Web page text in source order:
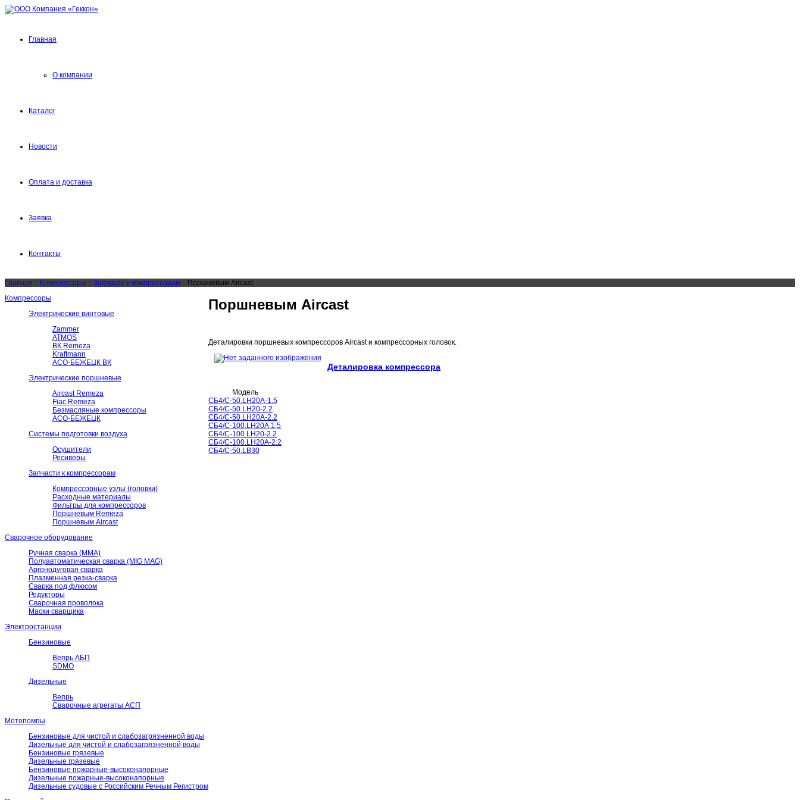
Главная
О компании
Каталог
Новости
Оплата и доставка
Заявка
Контакты
Главная :: Компрессоры :: Запчасти к компрессорам :: Поршневым Aircast
Компрессоры
Электрические винтовые
Zammer
ATMOS
ВК Remeza
Kraftmann
АСО-БЕЖЕЦК ВК
Электрические поршневые
Aircast Remeza
Fiac Remeza
Безмасляные компрессоры
АСО-БЕЖЕЦК
Системы подготовки воздуха
Осушители
Ресиверы
Запчасти к компрессорам
Компрессорные узлы (головки)
Расходные материалы
Фильтры для компрессоров
Поршневым Remeza
Поршневым Aircast
Сварочное оборудование
Ручная сварка (ММА)
Полуавтоматическая сварка (MIG MAG)
Аргонодуговая сварка
Плазменная резка-сварка
Сварка под флюсом
Редукторы
Сварочная проволока
Маски сварщика
Электростанции
Бензиновые
Вепрь АБП
SDMO
Дизельные
Вепрь
Сварочные агрегаты АСП
Мотопомпы
Бензиновые для чистой и слабозагрязненной воды
Дизельные для чистой и слабозагрязненной воды
Бензиновые грязевые
Дизельные грязевые
Бензиновые пожарные-высоконапорные
Дизельные пожарные-высоконапорные
Дизельные судовые с Российским Речным Регистром
Поршневым Aircast
Деталировки поршневых компрессоров Aircast и компрессорных головок.
Деталировка компрессора
Модель
CБ4/C-50.LH20A-1.5
CБ4/С-50.LH20-2.2
CБ4/С-50.LH20A-2.2
CБ4/С-100.LН20А 1,5
CБ4/С-100.LH20-2.2
CБ4/С-100.LH20A-2.2
CБ4/С-50.LB30